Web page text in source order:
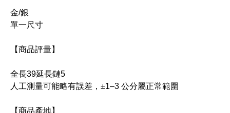
金/銀
單一尺寸
【商品評量】
全長39延長鏈5
人工測量可能略有誤差，±1–3 公分屬正常範圍
【商品產地】